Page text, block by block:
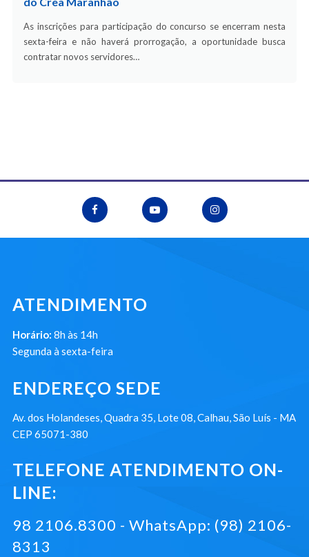
As inscrições para participação do concurso se encerram nesta
sexta-feira e não haverá prorrogação, a oportunidade busca
contratar novos servidores…
ATENDIMENTO
Horário: 8h às 14h
Segunda à sexta-feira
ENDEREÇO SEDE
Av. dos Holandeses, Quadra 35, Lote 08, Calhau, São Luís - MA
CEP 65071-380
TELEFONE ATENDIMENTO ON-
LINE:
98 2106.8300 - WhatsApp: (98) 2106-
8313